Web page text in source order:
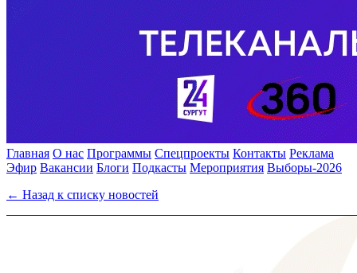
Главная О нас Программы Спецпроекты Контакты Реклама
Эфир Вакансии Блоги Подкасты Мероприятия Выборы-2026
← Назад к списку новостей